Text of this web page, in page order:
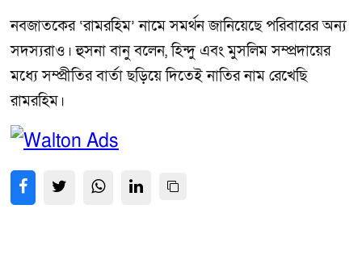
নবজাতকের ‘রামরহিম’ নামে সমর্থন জানিয়েছে পরিবারের অন্য
সদস্যরাও। হুসনা বানু বলেন, হিন্দু এবং মুসলিম সম্প্রদায়ের
মধ্যে সম্প্রীতির বার্তা ছড়িয়ে দিতেই নাতির নাম রেখেছি
রামরহিম।